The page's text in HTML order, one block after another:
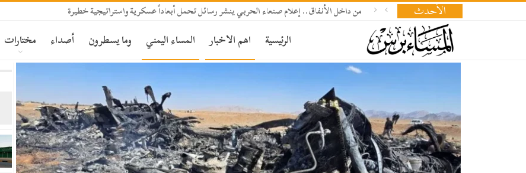
الأحدث من داخل الأنفاق.. إعلام صنعاء الحربي ينشر رسائل تحمل أبعاداً عسكرية واستراتيجية خطيرة
الرئيسية اهم الاخبار المساء اليمني وما يسطرون أصداء مختارات